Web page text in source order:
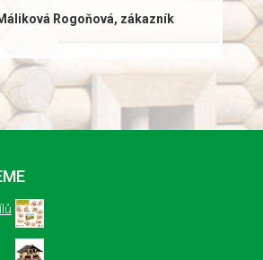
Rogoňová, zákazník